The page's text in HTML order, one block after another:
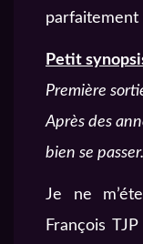
parfaitement
Petit
Première
Après des
bien se
Je ne
François